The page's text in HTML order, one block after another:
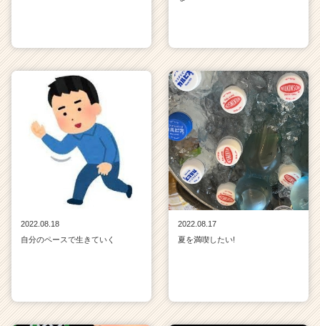
2022.08.18
自分のペースで生きていく
2022.08.17
夏を満喫したい!